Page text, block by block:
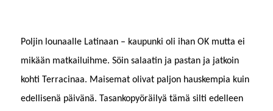
Poljin lounaalle Lati­naan – kaupun­ki oli ihan OK mut­ta ei
mikään matkailuihme. Söin salaatin ja pas­tan ja jatkoin
kohti Ter­raci­naa. Maise­mat oli­vat paljon hauskem­pia kuin
edel­lisenä päivänä. Tasankopy­öräi­lyä tämä silti edelleen